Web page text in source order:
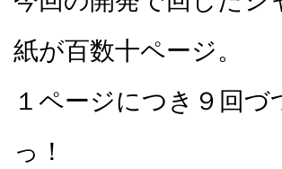
紙が百数十ページ。
１ページにつき９回
っ！